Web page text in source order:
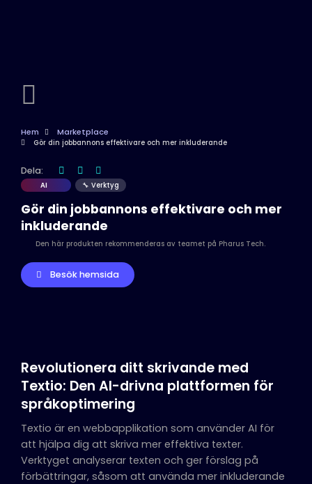
Hem Marketplace
Gör din jobbannons effektivare och mer inkluderande
Dela:
AI 🔧 Verktyg
Gör din jobbannons effektivare och mer
inkluderande
Den här produkten rekommenderas av teamet på Pharus Tech.
Besök hemsida
Revolutionera ditt skrivande med
Textio: Den AI-drivna plattformen för
språkoptimering
Textio är en webbapplikation som använder AI för
att hjälpa dig att skriva mer effektiva texter.
Verktyget analyserar texten och ger förslag på
förbättringar, såsom att använda mer inkluderande